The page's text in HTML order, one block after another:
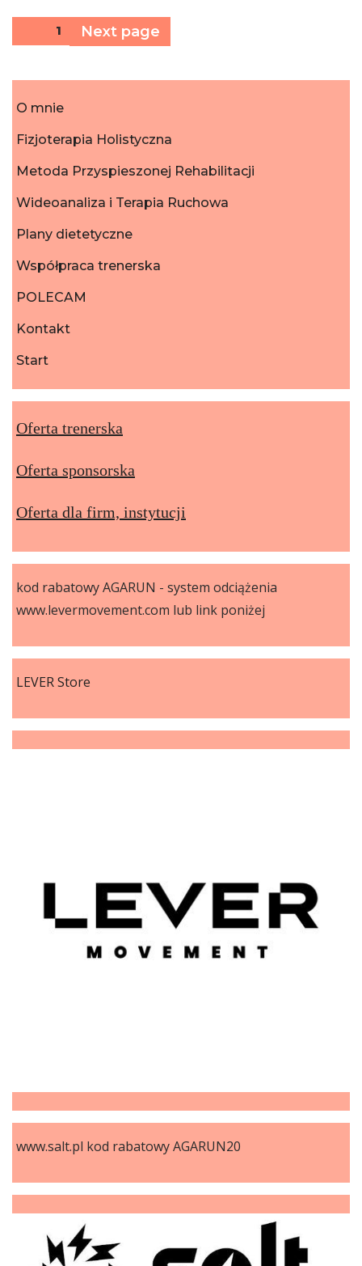
Stronicowanie
1 Next page
O mnie
Fizjoterapia Holistyczna
Metoda Przyspieszonej Rehabilitacji
Wideoanaliza i Terapia Ruchowa
Plany dietetyczne
Współpraca trenerska
POLECAM
Kontakt
Start
Oferta trenerska
Oferta sponsorska
Oferta dla firm, instytucji
kod rabatowy AGARUN - system odciążenia
www.levermovement.com lub link poniżej
LEVER Store
www.salt.pl kod rabatowy AGARUN20